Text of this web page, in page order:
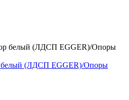
(ЛДСП EGGER)/Опоры